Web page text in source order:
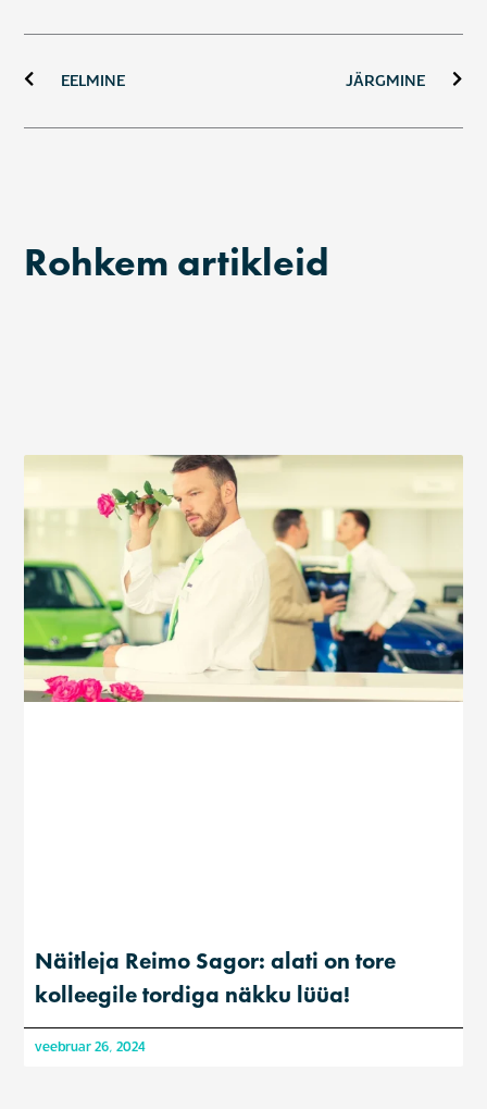
EELMINE JÄRGMINE
Rohkem artikleid
Näitleja Reimo Sagor: alati on tore
kolleegile tordiga näkku lüüa!
veebruar 26, 2024